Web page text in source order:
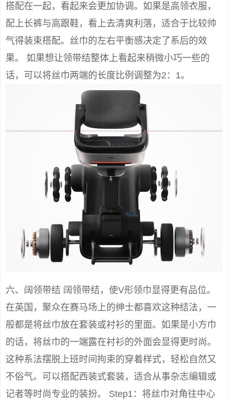
搭配在一起，看起来会更加协调。如果是高领衣服，
配上长裤与高跟鞋，看上去清爽利落，适合于比较帅
气得装束搭配。丝巾的左右平衡感决定了系后的效
果。 如果想让领带结整体上看起来稍微小巧一些的
话，可以将丝巾两端的长度比例调整为2：1。
六、阔领带结 阔领带结，使V形领巾显得更有品位。
在英国，聚众在赛马场上的绅士都喜欢这种结法，一
般都是将丝巾放在套装或衬衫的里面。如果是小方巾
的话，将丝巾的一端露在衬衫的外面会显得更时尚。
这种系法摆脱上班时间拘束的穿着样式，轻松自然又
不俗气。可以搭配西装式套装，适合从事杂志编辑或
记者等时尚专业的装扮。 Step1：将丝巾对角往中心